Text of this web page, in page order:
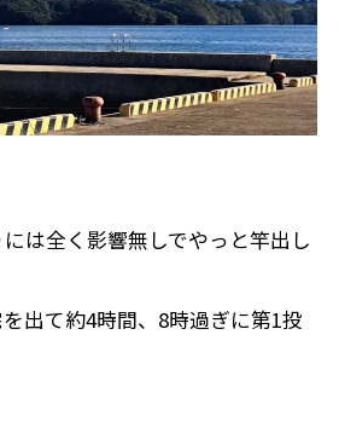
は全く影響無しでやっと竿出し
出て約4時間、8時過ぎに第1投